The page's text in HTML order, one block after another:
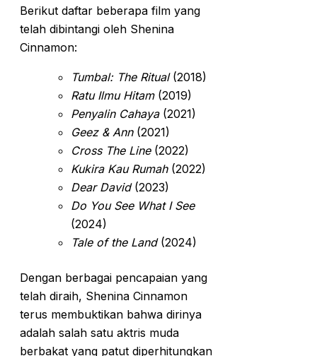
Berikut daftar beberapa film yang
telah dibintangi oleh Shenina
Cinnamon:
Tumbal: The Ritual(2018)
Ratu Ilmu Hitam(2019)
Penyalin Cahaya(2021)
Geez & Ann(2021)
Cross The Line(2022)
Kukira Kau Rumah(2022)
Dear David(2023)
Do You See What I See
(2024)
Tale of the Land(2024)
Dengan berbagai pencapaian yang
telah diraih, Shenina Cinnamon
terus membuktikan bahwa dirinya
adalah salah satu aktris muda
berbakat yang patut diperhitungkan